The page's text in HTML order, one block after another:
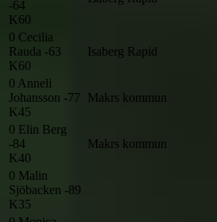
-64
K60
0 Cecilia
Rauda -63
K60
Isaberg Rapid
0 Anneli
Johansson -77
K45
Makrs kommun
0 Elin Berg
-84
K40
Makrs kommun
0 Malin
Sjöbacken -89
K35